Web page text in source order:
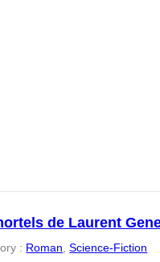
de Laurent
: Roman , Science-Fiction